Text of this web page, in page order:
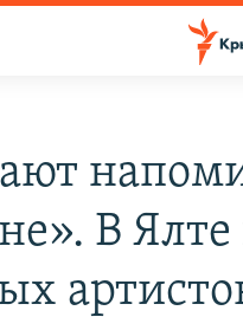
В Ялте